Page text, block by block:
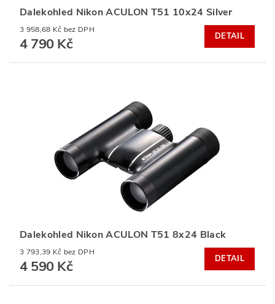
Dalekohled Nikon ACULON T51 10x24 Silver
3 958,68 Kč bez DPH
4 790 Kč DETAIL
Dalekohled Nikon ACULON T51 8x24 Black
3 793,39 Kč bez DPH
4 590 Kč DETAIL